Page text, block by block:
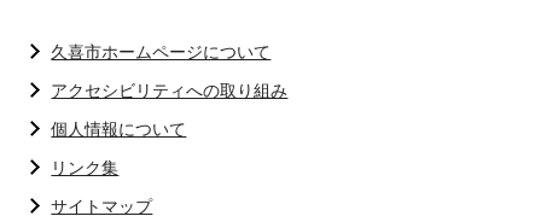
久喜市ホームページについて
アクセシビリティへの取り組み
個人情報について
リンク集
サイトマップ